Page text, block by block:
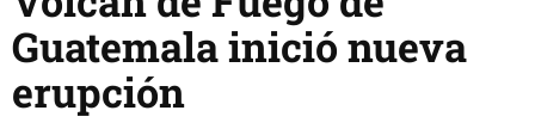
Guatemala inició nueva
erupción